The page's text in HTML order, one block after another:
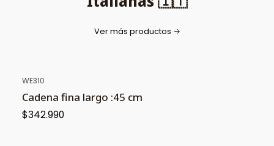
Ver más productos
WE310
Cadena fina largo :45 cm
$342.990